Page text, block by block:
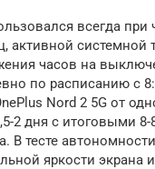
всегда при
активной системной
часов на
по расписанию с
Nord 2 5G от
2 дня с итоговыми 8-
В тесте
яркости экрана